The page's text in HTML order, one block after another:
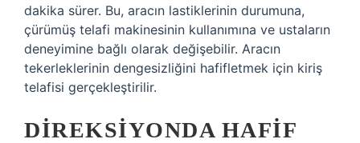
dakika sürer. Bu, aracın lastiklerinin durumuna,
çürümüş telafi makinesinin kullanımına ve ustaların
deneyimine bağlı olarak değişebilir. Aracın
tekerleklerinin dengesizliğini hafifletmek için kiriş
telafisi gerçekleştirilir.
DIREKSIYONDA HAFIF